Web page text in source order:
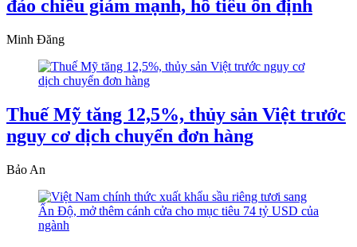
đảo chiều giảm mạnh, hồ tiêu ổn định
Minh Đăng
Thuế Mỹ tăng 12,5%, thủy sản Việt trước
nguy cơ dịch chuyển đơn hàng
Bảo An